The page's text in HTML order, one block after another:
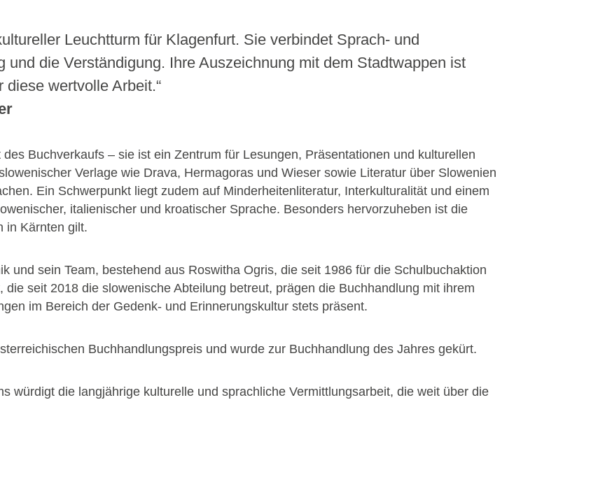
Leuchtturm für Klagenfurt. Sie verbindet Sprach- und
und die Verständigung. Ihre Auszeichnung mit dem Stadtwappen ist
wertvolle Arbeit.“
Buchverkaufs – sie ist ein Zentrum für Lesungen, Präsentationen und kulturellen
Verlage wie Drava, Hermagoras und Wieser sowie Literatur über Slowenien
Ein Schwerpunkt liegt zudem auf Minderheitenliteratur, Interkulturalität und einem
italienischer und kroatischer Sprache. Besonders hervorzuheben ist die
in Kärnten gilt.
und sein Team, bestehend aus Roswitha Ogris, die seit 1986 für die Schulbuchaktion
seit 2018 die slowenische Abteilung betreut, prägen die Buchhandlung mit ihrem
im Bereich der Gedenk- und Erinnerungskultur stets präsent.
Buchhandlungspreis und wurde zur Buchhandlung des Jahres gekürt.
würdigt die langjährige kulturelle und sprachliche Vermittlungsarbeit, die weit über die